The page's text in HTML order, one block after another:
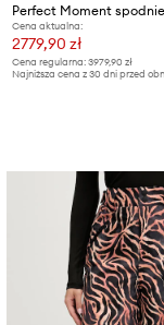
Perfect Moment
Cena aktualna:
2779,90 zł
Cena regularna: 3979,90 zł
Najniższa cena z 30 dni przed